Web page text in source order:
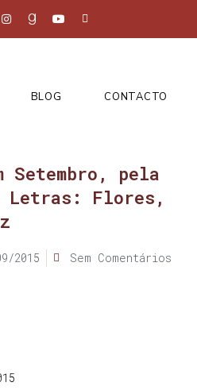
BLOG CONTACTO
Setembro, pela
Letras: Flores,
2015 Sem Comentários